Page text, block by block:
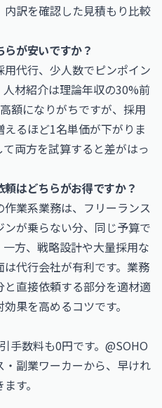
訳を確認した見積もり比較
が安いですか？
代行、少人数でピンポイン
人材紹介は理論年収の30%前
額になりがちですが、採用
るほど1名単価が下がりま
両方を試算すると差がはっ
はどちらがお得ですか？
業系業務は、フリーランス
が乗らない分、同じ予算で
方、戦略設計や大量採用な
代行会社が有利です。業務
直接依頼する部分を適材適
果を高めるコツです。
手数料も0円です。@SOHO
副業ワーカーから、早けれ
す。